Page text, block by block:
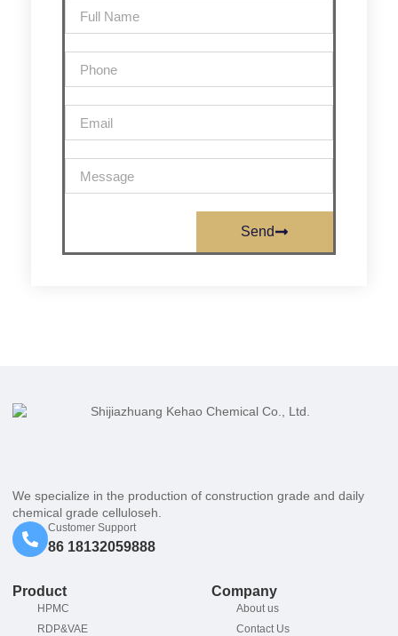
Send
We specialize in the production of construction grade and daily
chemical grade celluloseh.
Customer Support
86 18132059888
Product
HPMC
RDP&VAE
Company
About us
Contact Us